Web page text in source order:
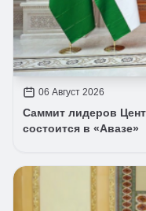
06 Август 2026
Саммит лидеров
состоится в «Авазе»